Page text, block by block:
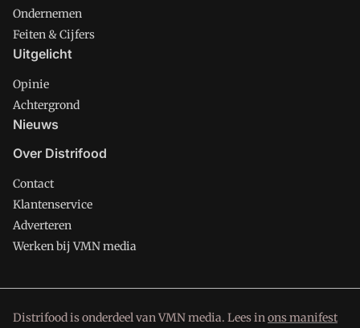
Ondernemen
Feiten & Cijfers
Uitgelicht
Opinie
Achtergrond
Nieuws
Over Distrifood
Contact
Klantenservice
Adverteren
Werken bij VMN media
Distrifood is onderdeel van VMN media. Lees inons manifest